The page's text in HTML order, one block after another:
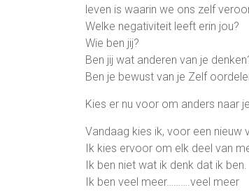
leven is waarin we ons zelf
Welke negativiteit leeft erin jou?
Wie ben jij?
Ben jij wat anderen van je
Ben je bewust van je Zelf
Kies er nu voor om anders naar
Vandaag kies ik, voor een nieuw
Ik kies ervoor om elk deel van
Ik ben niet wat ik denk dat ik ben.
Ik ben veel meer……….veel meer